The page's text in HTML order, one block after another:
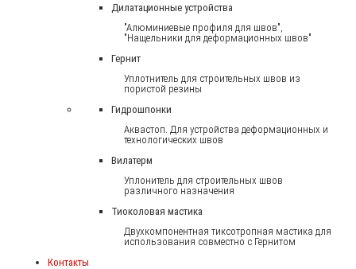
Дилатационные устройства
"Алюминиевые профиля для швов",
"Нащельники для деформационных швов"
Гернит
Уплотнитель для строительных швов из
пористой резины
Гидрошпонки
Аквастоп. Для устройства деформационных и
технологических швов
Вилатерм
Уплонитель для строительных швов
различного назначения
Тиоколовая мастика
Двухкомпонентная тиксотропная мастика для
использования совместно с Гернитом
Контакты